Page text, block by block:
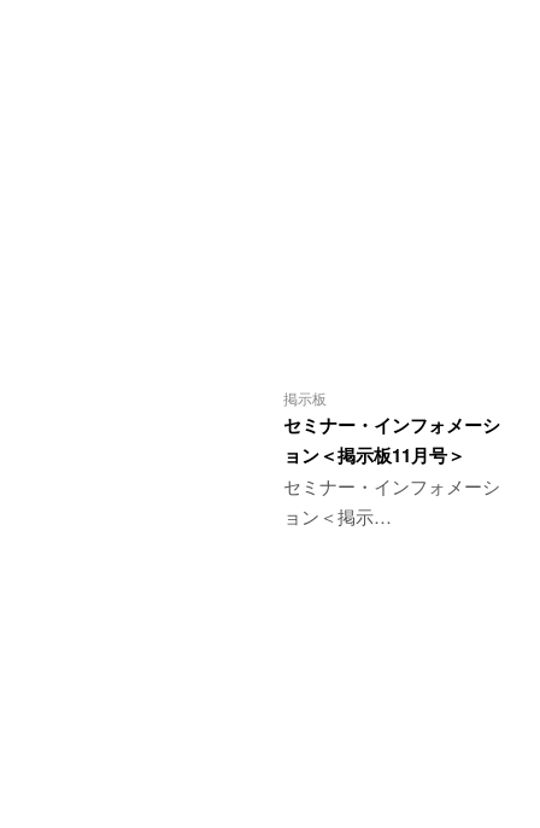
掲示板
セミナー・インフォメーシ
ョン＜掲示板11月号＞
セミナー・インフォメーシ
ョン＜掲示…